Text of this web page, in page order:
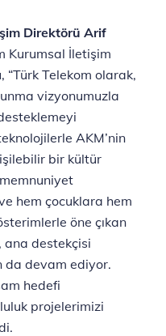
Direktörü Arif
Kurumsal İletişim
Telekom olarak,
vizyonumuzla
AKM’nin
bir kültür
hem ‎çocuklara hem
öne çıkan
ana ‎destekçisi
da devam ediyor.
hedefi
projelerimizi